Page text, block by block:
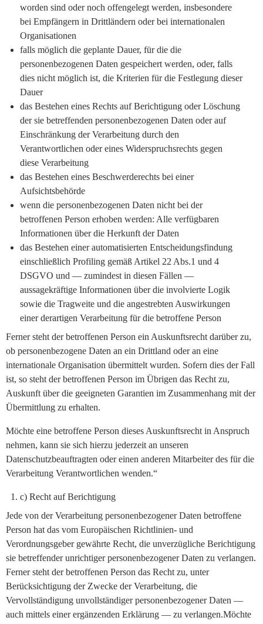
worden sind oder noch offengelegt werden, insbesondere
bei Empfängern in Drittländern oder bei internationalen
Organisationen
falls möglich die geplante Dauer, für die die
personenbezogenen Daten gespeichert werden, oder, falls
dies nicht möglich ist, die Kriterien für die Festlegung dieser
Dauer
das Bestehen eines Rechts auf Berichtigung oder Löschung
der sie betreffenden personenbezogenen Daten oder auf
Einschränkung der Verarbeitung durch den
Verantwortlichen oder eines Widerspruchsrechts gegen
diese Verarbeitung
das Bestehen eines Beschwerderechts bei einer
Aufsichtsbehörde
wenn die personenbezogenen Daten nicht bei der
betroffenen Person erhoben werden: Alle verfügbaren
Informationen über die Herkunft der Daten
das Bestehen einer automatisierten Entscheidungsfindung
einschließlich Profiling gemäß Artikel 22 Abs.1 und 4
DSGVO und — zumindest in diesen Fällen —
aussagekräftige Informationen über die involvierte Logik
sowie die Tragweite und die angestrebten Auswirkungen
einer derartigen Verarbeitung für die betroffene Person
Ferner steht der betroffenen Person ein Auskunftsrecht darüber zu,
ob personenbezogene Daten an ein Drittland oder an eine
internationale Organisation übermittelt wurden. Sofern dies der Fall
ist, so steht der betroffenen Person im Übrigen das Recht zu,
Auskunft über die geeigneten Garantien im Zusammenhang mit der
Übermittlung zu erhalten.
Möchte eine betroffene Person dieses Auskunftsrecht in Anspruch
nehmen, kann sie sich hierzu jederzeit an unseren
Datenschutzbeauftragten oder einen anderen Mitarbeiter des für die
Verarbeitung Verantwortlichen wenden.“
c) Recht auf Berichtigung
Jede von der Verarbeitung personenbezogener Daten betroffene
Person hat das vom Europäischen Richtlinien- und
Verordnungsgeber gewährte Recht, die unverzügliche Berichtigung
sie betreffender unrichtiger personenbezogener Daten zu verlangen.
Ferner steht der betroffenen Person das Recht zu, unter
Berücksichtigung der Zwecke der Verarbeitung, die
Vervollständigung unvollständiger personenbezogener Daten —
auch mittels einer ergänzenden Erklärung — zu verlangen.Möchte